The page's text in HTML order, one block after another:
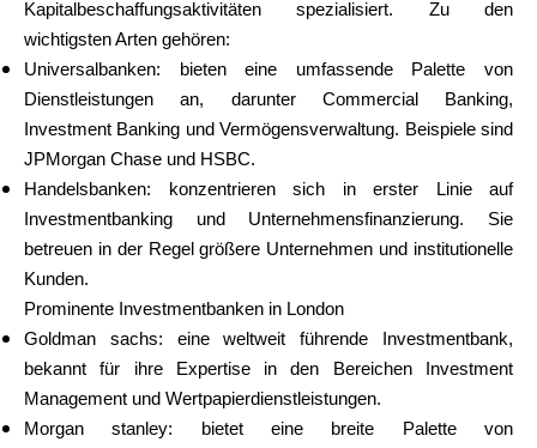
Kapitalbeschaffungsaktivitäten spezialisiert. Zu den
wichtigsten Arten gehören:
Universalbanken: bieten eine umfassende Palette von
Dienstleistungen an, darunter Commercial Banking,
Investment Banking und Vermögensverwaltung. Beispiele sind
JPMorgan Chase und HSBC.
Handelsbanken: konzentrieren sich in erster Linie auf
Investmentbanking und Unternehmensfinanzierung. Sie
betreuen in der Regel größere Unternehmen und institutionelle
Kunden.
Prominente Investmentbanken in London
Goldman sachs: eine weltweit führende Investmentbank,
bekannt für ihre Expertise in den Bereichen Investment
Management und Wertpapierdienstleistungen.
Morgan stanley: bietet eine breite Palette von